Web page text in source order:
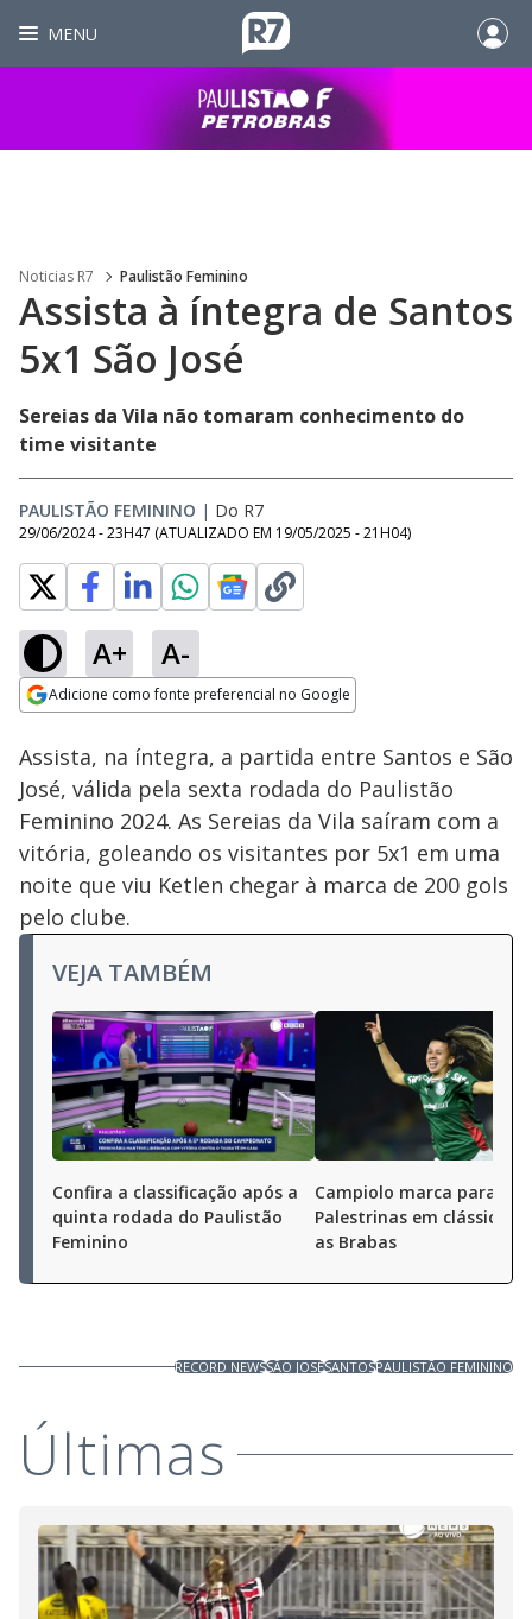
MENU
Noticias R7 Paulistão Feminino
Assista à íntegra de Santos
5x1 São José
Sereias da Vila não tomaram conhecimento do
time visitante
PAULISTÃO FEMININO | Do R7
29/06/2024 - 23H47 (ATUALIZADO EM 19/05/2025 - 21H04)
A+ A-
Adicione como fonte preferencial no Google
Ativar
Loaded :
0.88%
Assista, na íntegra, a partida entre Santos e São
José, válida pela sexta rodada do Paulistão
Feminino 2024. As Sereias da Vila saíram com a
vitória, goleando os visitantes por 5x1 em uma
noite que viu Ketlen chegar à marca de 200 gols
pelo clube.
VEJA TAMBÉM
Confira a classificação após a
quinta rodada do Paulistão
Feminino
Campiolo marca para as
Palestrinas em clássico
as Brabas
RECORD NEWSSÃO JOSÉSANTOSPAULISTÃO FEMININO
Últimas